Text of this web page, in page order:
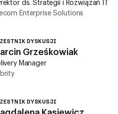
ds. Strategii i Rozwiązań IT
Enterprise Solutions
DYSKUSJI
Grześkowiak
Manager
DYSKUSJI